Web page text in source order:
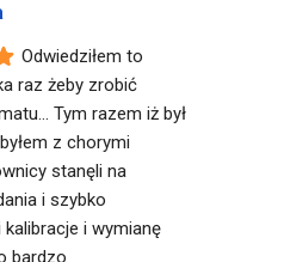
Odwiedziłem to
raz żeby zrobić
Tym razem iż był
z chorymi
stanęli na
i szybko
i wymianę
bardzo